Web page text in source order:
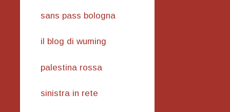
sans pass bologna
il blog di wuming
palestina rossa
sinistra in rete